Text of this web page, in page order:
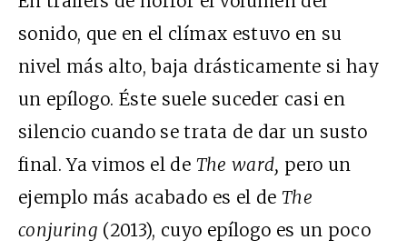
sonido, que en el clímax estuvo en su
nivel más alto, baja drásticamente si hay
un epílogo. Éste suele suceder casi en
silencio cuando se trata de dar un susto
final. Ya vimos el de The ward, pero un
ejemplo más acabado es el de The
conjuring (2013), cuyo epílogo es un poco